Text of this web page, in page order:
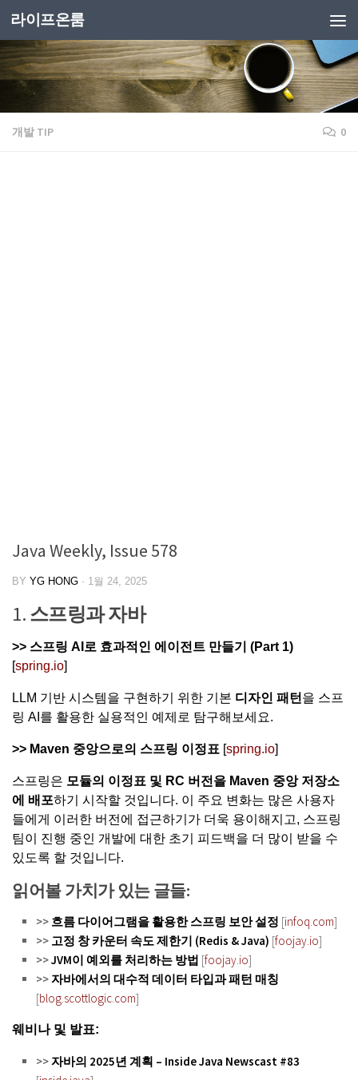
라이프온룸
개발 TIP 0
Java Weekly, Issue 578
BY YG HONG · 1월 24, 2025
1.스프링과 자바
>> 스프링 AI로 효과적인 에이전트 만들기 (Part 1)
[spring.io]
LLM 기반 시스템을 구현하기 위한 기본 디자인 패턴 을 스프
링 AI를 활용한 실용적인 예제로 탐구해보세요.
>> Maven 중앙으로의 스프링 이정표 [spring.io]
스프링은 모듈의 이정표 및 RC 버전을 Maven 중앙 저장소
에 배포하기 시작할 것입니다. 이 주요 변화는 많은 사용자
들에게 이러한 버전에 접근하기가 더욱 용이해지고, 스프링
팀이 진행 중인 개발에 대한 초기 피드백을 더 많이 받을 수
있도록 할 것입니다.
읽어볼 가치가 있는 글들:
>> 흐름 다이어그램을 활용한 스프링 보안 설정 [infoq.com]
>> 고정 창 카운터 속도 제한기 (Redis & Java) [foojay.io]
>>JVM이 예외를 처리하는 방법 [foojay.io]
>>자바에서의 대수적 데이터 타입과 패턴 매칭
[blog.scottlogic.com]
웨비나 및 발표:
>>자바의 2025년 계획 – Inside Java Newscast #83